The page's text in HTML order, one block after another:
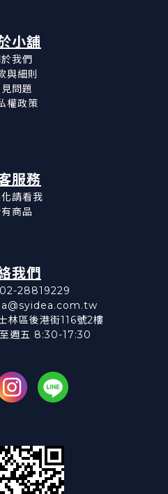
小舖
我們
與細則
問題
權政策
服務
請看我
商品
我們
28819229
林區後港街116號2樓
週五 8:30-17:30